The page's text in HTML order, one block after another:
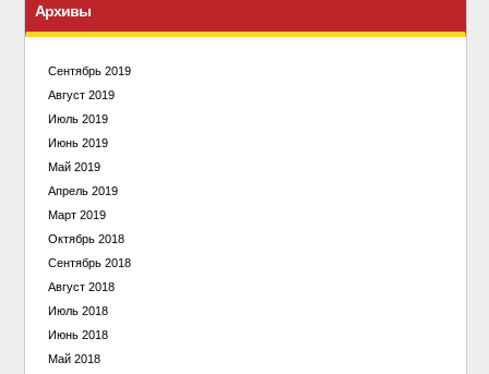
Архивы
Сентябрь 2019
Август 2019
Июль 2019
Июнь 2019
Май 2019
Апрель 2019
Март 2019
Октябрь 2018
Сентябрь 2018
Август 2018
Июль 2018
Июнь 2018
Май 2018